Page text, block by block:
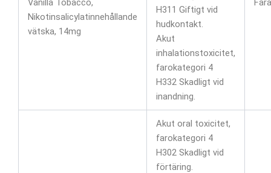
Vanilla Tobacco,
Nikotinsalicylatinnehållande
vätska, 14mg
H311 Giftigt vid
hudkontakt.
Akut
inhalationstoxicitet,
farokategori 4
H332 Skadligt vid
inandning.
Fara
Akut oral toxicitet,
farokategori 4
H302 Skadligt vid
förtäring.